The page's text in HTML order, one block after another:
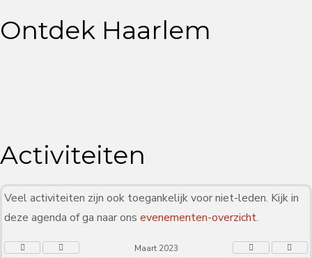
Ontdek Haarlem
Activiteiten
Veel activiteiten zijn ook toegankelijk voor niet-leden. Kijk in
deze agenda of ga naar ons evenementen-overzicht.
Maart 2023